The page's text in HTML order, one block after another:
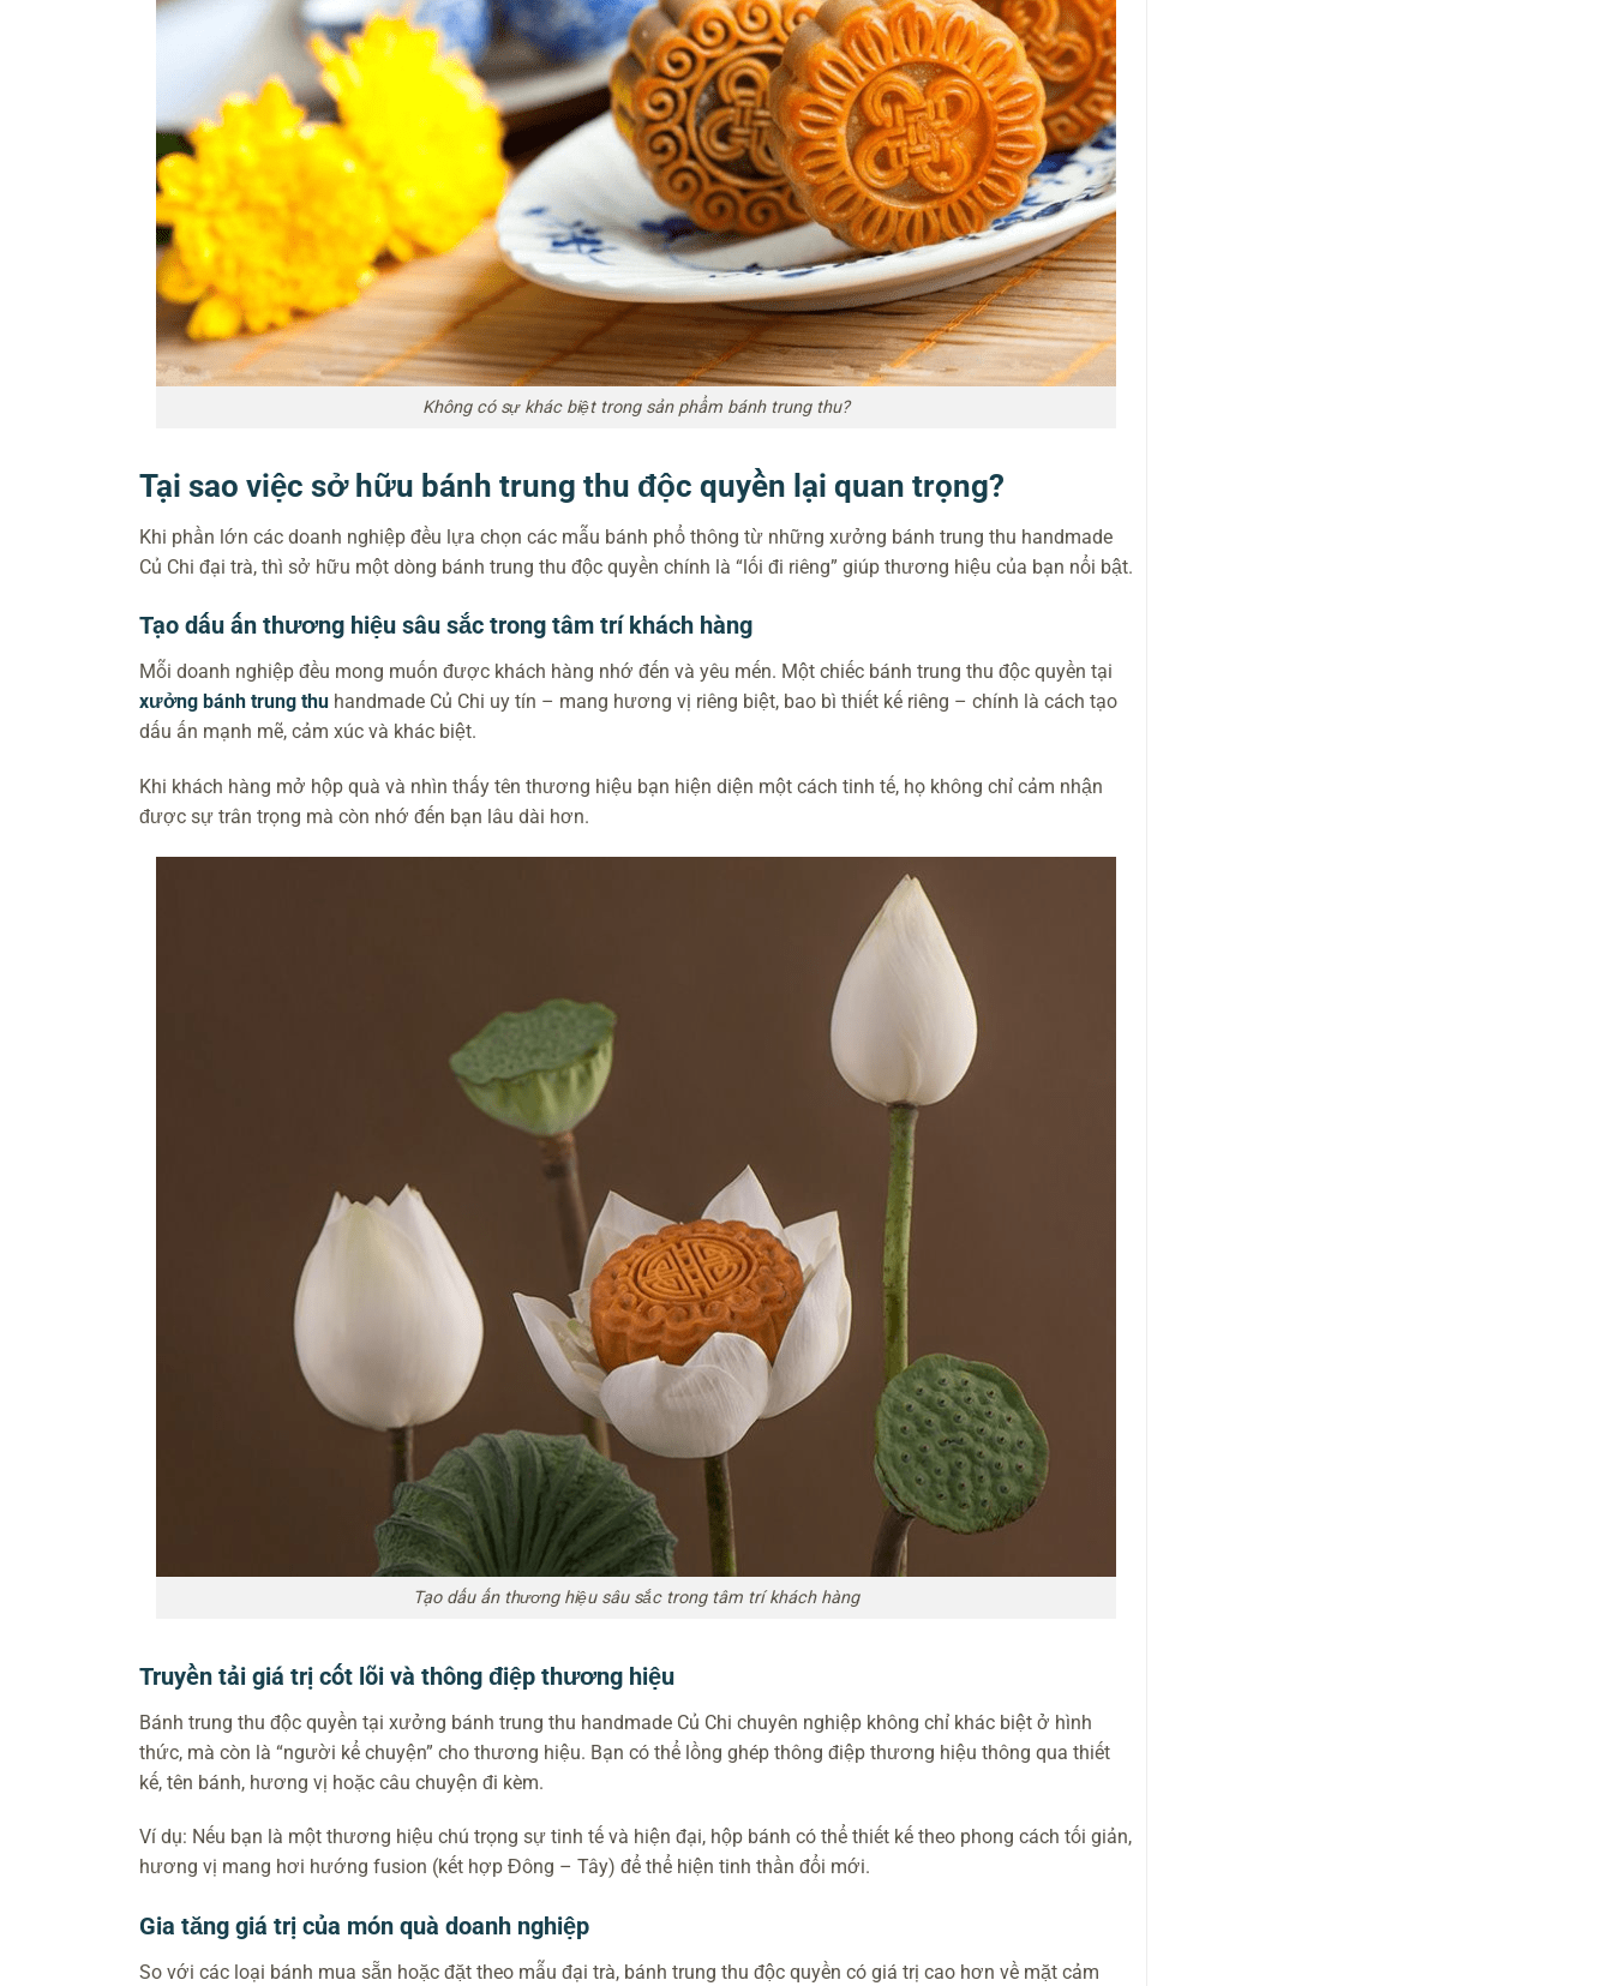
Không có sự khác biệt trong sản phẩm bánh trung thu?
Tại sao việc sở hữu bánh trung thu độc quyền lại quan trọng?
Khi phần lớn các doanh nghiệp đều lựa chọn các mẫu bánh phổ thông từ những xưởng bánh trung thu handmade
Củ Chi đại trà, thì sở hữu một dòng bánh trung thu độc quyền chính là “lối đi riêng” giúp thương hiệu của bạn nổi bật.
Tạo dấu ấn thương hiệu sâu sắc trong tâm trí khách hàng
Mỗi doanh nghiệp đều mong muốn được khách hàng nhớ đến và yêu mến. Một chiếc bánh trung thu độc quyền tại
xưởng bánh trung thuhandmade Củ Chi uy tín – mang hương vị riêng biệt, bao bì thiết kế riêng – chính là cách tạo
dấu ấn mạnh mẽ, cảm xúc và khác biệt.
Khi khách hàng mở hộp quà và nhìn thấy tên thương hiệu bạn hiện diện một cách tinh tế, họ không chỉ cảm nhận
được sự trân trọng mà còn nhớ đến bạn lâu dài hơn.
Tạo dấu ấn thương hiệu sâu sắc trong tâm trí khách hàng
Truyền tải giá trị cốt lõi và thông điệp thương hiệu
Bánh trung thu độc quyền tại xưởng bánh trung thu handmade Củ Chi chuyên nghiệp không chỉ khác biệt ở hình
thức, mà còn là “người kể chuyện” cho thương hiệu. Bạn có thể lồng ghép thông điệp thương hiệu thông qua thiết
kế, tên bánh, hương vị hoặc câu chuyện đi kèm.
Ví dụ: Nếu bạn là một thương hiệu chú trọng sự tinh tế và hiện đại, hộp bánh có thể thiết kế theo phong cách tối giản,
hương vị mang hơi hướng fusion (kết hợp Đông – Tây) để thể hiện tinh thần đổi mới.
Gia tăng giá trị của món quà doanh nghiệp
So với các loại bánh mua sẵn hoặc đặt theo mẫu đại trà, bánh trung thu độc quyền có giá trị cao hơn về mặt cảm